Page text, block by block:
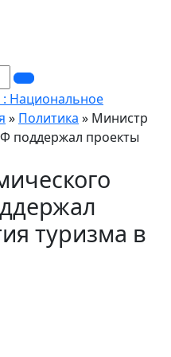
: Национальное
» Политика » Министр
поддержал проекты
туризма в